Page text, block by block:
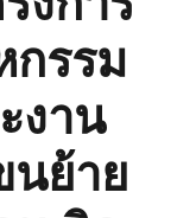
รรม
งาน
นย้าย